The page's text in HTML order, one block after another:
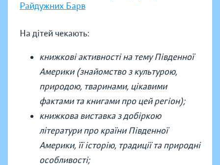
Райдужних Барв
На дітей чекають:
книжкові активності на тему Південної
Америки (знайомство з культурою,
природою, тваринами, цікавими
фактами та книгами про цей регіон);
книжкова виставка з добіркою
літератури про країни Південної
Америки, її історію, традиції та природні
особливості;